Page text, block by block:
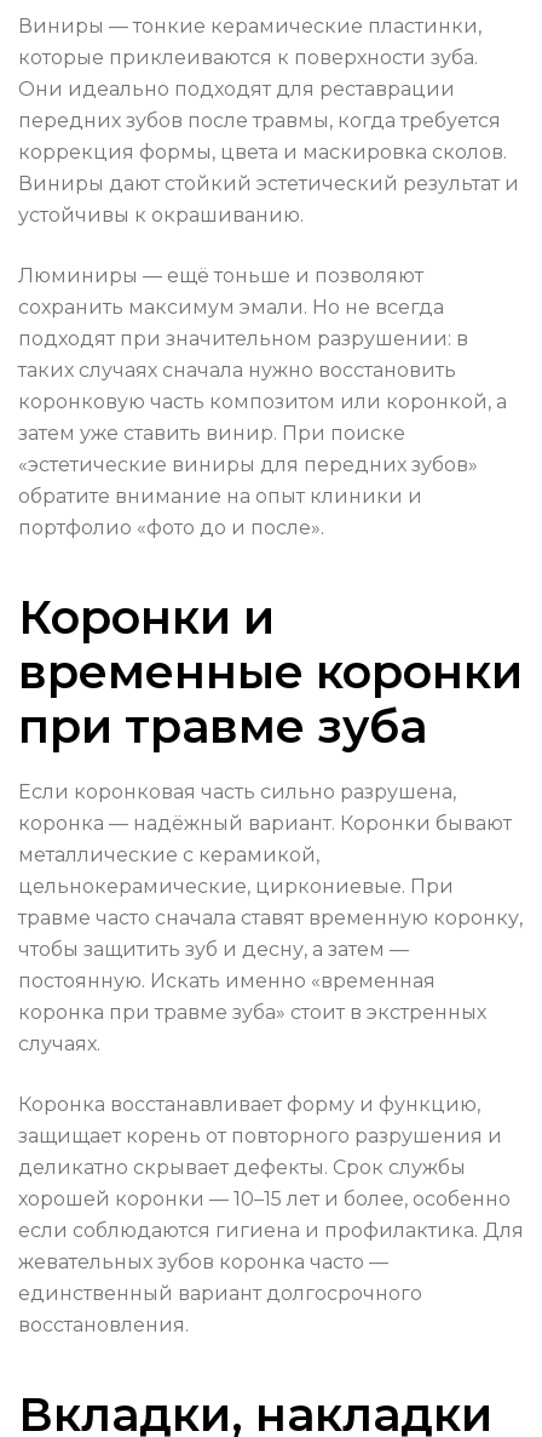
Виниры — тонкие керамические пластинки,
которые приклеиваются к поверхности зуба.
Они идеально подходят для реставрации
передних зубов после травмы, когда требуется
коррекция формы, цвета и маскировка сколов.
Виниры дают стойкий эстетический результат и
устойчивы к окрашиванию.
Люминиры — ещё тоньше и позволяют
сохранить максимум эмали. Но не всегда
подходят при значительном разрушении: в
таких случаях сначала нужно восстановить
коронковую часть композитом или коронкой, а
затем уже ставить винир. При поиске
«эстетические виниры для передних зубов»
обратите внимание на опыт клиники и
портфолио «фото до и после».
Коронки и
временные коронки
при травме зуба
Если коронковая часть сильно разрушена,
коронка — надёжный вариант. Коронки бывают
металлические с керамикой,
цельнокерамические, циркониевые. При
травме часто сначала ставят временную коронку,
чтобы защитить зуб и десну, а затем —
постоянную. Искать именно «временная
коронка при травме зуба» стоит в экстренных
случаях.
Коронка восстанавливает форму и функцию,
защищает корень от повторного разрушения и
деликатно скрывает дефекты. Срок службы
хорошей коронки — 10–15 лет и более, особенно
если соблюдаются гигиена и профилактика. Для
жевательных зубов коронка часто —
единственный вариант долгосрочного
восстановления.
Вкладки, накладки